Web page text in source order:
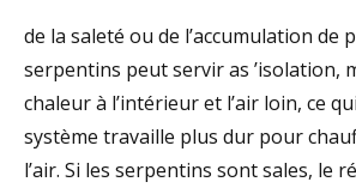
de la saleté ou de l’accumulation de
serpentins peut servir as ’isolation,
chaleur à l’intérieur et l’air loin, ce
système travaille plus dur pour
l’air. Si les serpentins sont sales, le